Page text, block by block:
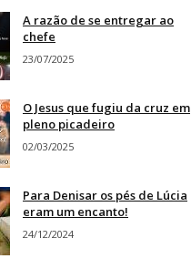
A razão de se entregar ao
chefe
23/07/2025
O Jesus que fugiu da cruz em
pleno picadeiro
02/03/2025
Para Denisar os pés de Lúcia
eram um encanto!
24/12/2024